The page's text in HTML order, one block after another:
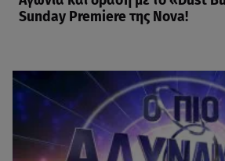
Sunday Premiere της Nova!